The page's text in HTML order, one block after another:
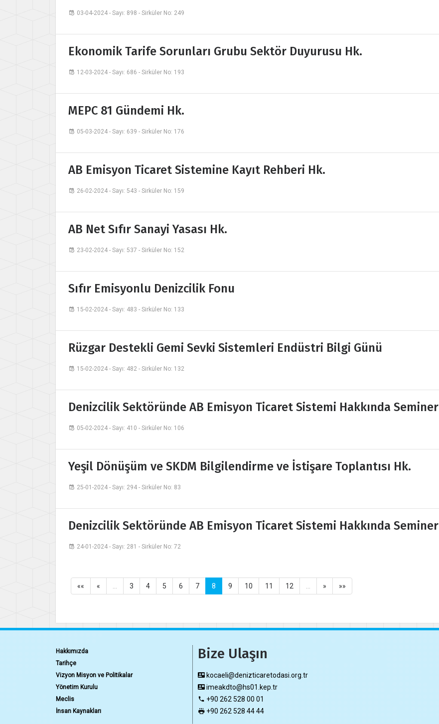
03-04-2024 - Sayı: 898 - Sirküler No: 249
Ekonomik Tarife Sorunları Grubu Sektör Duyurusu Hk.
12-03-2024 - Sayı: 686 - Sirküler No: 193
MEPC 81 Gündemi Hk.
05-03-2024 - Sayı: 639 - Sirküler No: 176
AB Emisyon Ticaret Sistemine Kayıt Rehberi Hk.
26-02-2024 - Sayı: 543 - Sirküler No: 159
AB Net Sıfır Sanayi Yasası Hk.
23-02-2024 - Sayı: 537 - Sirküler No: 152
Sıfır Emisyonlu Denizcilik Fonu
15-02-2024 - Sayı: 483 - Sirküler No: 133
Rüzgar Destekli Gemi Sevki Sistemleri Endüstri Bilgi Günü
15-02-2024 - Sayı: 482 - Sirküler No: 132
Denizcilik Sektöründe AB Emisyon Ticaret Sistemi Hakkında Seminer
05-02-2024 - Sayı: 410 - Sirküler No: 106
Yeşil Dönüşüm ve SKDM Bilgilendirme ve İstişare Toplantısı Hk.
25-01-2024 - Sayı: 294 - Sirküler No: 83
Denizcilik Sektöründe AB Emisyon Ticaret Sistemi Hakkında Seminer
24-01-2024 - Sayı: 281 - Sirküler No: 72
«« « … 3 4 5 6 7 8 9 10 11 12 … » »»
Hakkımızda
Tarihçe
Vizyon Misyon ve Politikalar
Yönetim Kurulu
Meclis
İnsan Kaynakları
Bize Ulaşın
kocaeli@denizticaretodasi.org.tr
imeakdto@hs01.kep.tr
+90 262 528 00 01
+90 262 528 44 44